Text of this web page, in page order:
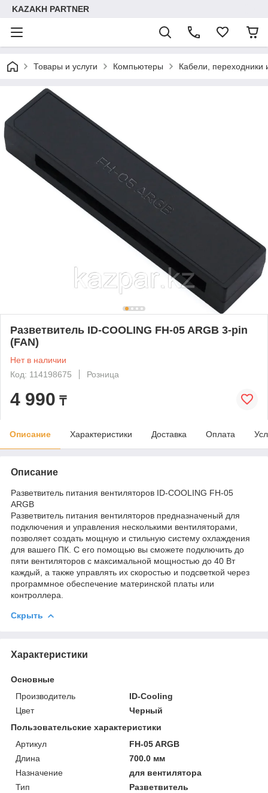
KAZAKH PARTNER
Товары и услуги Компьютеры Кабели, переходники
Разветвитель ID-COOLING FH-05 ARGB 3-pin
(FAN)
Нет в наличии
Код: 114198675
Розница
4 990 ₸
Описание Характеристики Доставка Оплата
Описание
Разветвитель питания вентиляторов ID-COOLING FH-05
ARGB
Разветвитель питания вентиляторов предназначеный для
подключения и управления несколькими вентиляторами,
позволяет создать мощную и стильную систему охлаждения
для вашего ПК. С его помощью вы сможете подключить до
пяти вентиляторов с максимальной мощностью до 40 Вт
каждый, а также управлять их скоростью и подсветкой через
программное обеспечение материнской платы или
контроллера.
Скрыть
Характеристики
Основные
Производитель
ID-Cooling
Цвет
Черный
Пользовательские характеристики
Артикул
FH-05 ARGB
Длина
700.0 мм
Назначение
для вентилятора
Тип
Разветвитель